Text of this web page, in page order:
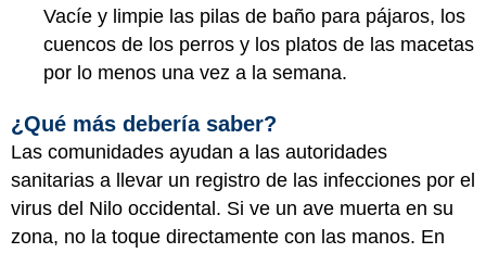
Vacíe y limpie las pilas de baño para pájaros, los
cuencos de los perros y los platos de las macetas
por lo menos una vez a la semana.
¿Qué más debería saber?
Las comunidades ayudan a las autoridades
sanitarias a llevar un registro de las infecciones por el
virus del Nilo occidental. Si ve un ave muerta en su
zona, no la toque directamente con las manos. En